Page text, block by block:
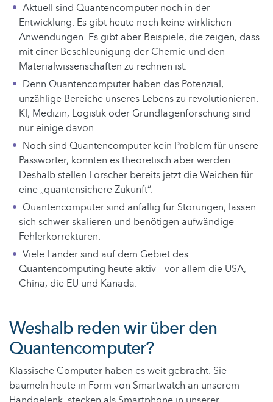
Aktuell sind Quantencomputer noch in der
Entwicklung. Es gibt heute noch keine wirklichen
Anwendungen. Es gibt aber Beispiele, die zeigen, dass
mit einer Beschleunigung der Chemie und den
Materialwissenschaften zu rechnen ist.
Denn Quantencomputer haben das Potenzial,
unzählige Bereiche unseres Lebens zu revolutionieren.
KI, Medizin, Logistik oder Grundlagenforschung sind
nur einige davon.
Noch sind Quantencomputer kein Problem für unsere
Passwörter, könnten es theoretisch aber werden.
Deshalb stellen Forscher bereits jetzt die Weichen für
eine „quantensichere Zukunft“.
Quantencomputer sind anfällig für Störungen, lassen
sich schwer skalieren und benötigen aufwändige
Fehlerkorrekturen.
Viele Länder sind auf dem Gebiet des
Quantencomputing heute aktiv – vor allem die USA,
China, die EU und Kanada.
Weshalb reden wir über den
Quantencomputer?
Klassische Computer haben es weit gebracht. Sie
baumeln heute in Form von Smartwatch an unserem